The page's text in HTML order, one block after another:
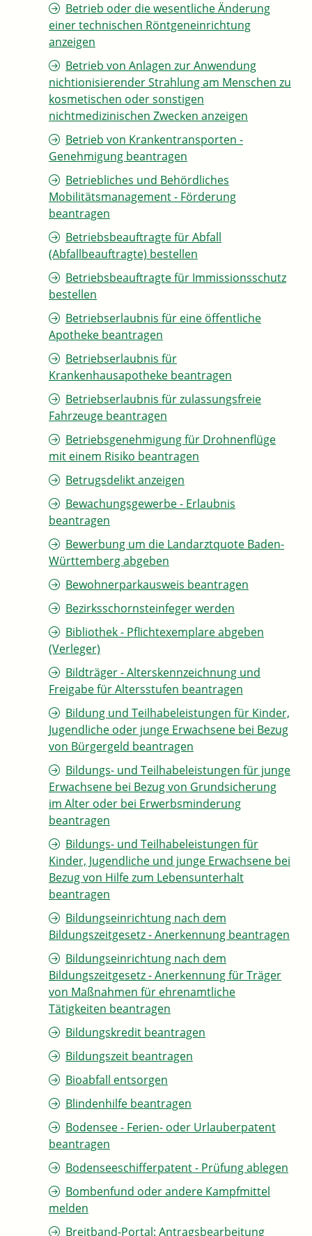
Betrieb oder die wesentliche Änderung
einer technischen Röntgeneinrichtung
anzeigen
Betrieb von Anlagen zur Anwendung
nichtionisierender Strahlung am Menschen zu
kosmetischen oder sonstigen
nichtmedizinischen Zwecken anzeigen
Betrieb von Krankentransporten -
Genehmigung beantragen
Betriebliches und Behördliches
Mobilitätsmanagement - Förderung
beantragen
Betriebsbeauftragte für Abfall
(Abfallbeauftragte) bestellen
Betriebsbeauftragte für Immissionsschutz
bestellen
Betriebserlaubnis für eine öffentliche
Apotheke beantragen
Betriebserlaubnis für
Krankenhausapotheke beantragen
Betriebserlaubnis für zulassungsfreie
Fahrzeuge beantragen
Betriebsgenehmigung für Drohnenflüge
mit einem Risiko beantragen
Betrugsdelikt anzeigen
Bewachungsgewerbe - Erlaubnis
beantragen
Bewerbung um die Landarztquote Baden-
Württemberg abgeben
Bewohnerparkausweis beantragen
Bezirksschornsteinfeger werden
Bibliothek - Pflichtexemplare abgeben
(Verleger)
Bildträger - Alterskennzeichnung und
Freigabe für Altersstufen beantragen
Bildung und Teilhabeleistungen für Kinder,
Jugendliche oder junge Erwachsene bei Bezug
von Bürgergeld beantragen
Bildungs- und Teilhabeleistungen für junge
Erwachsene bei Bezug von Grundsicherung
im Alter oder bei Erwerbsminderung
beantragen
Bildungs- und Teilhabeleistungen für
Kinder, Jugendliche und junge Erwachsene bei
Bezug von Hilfe zum Lebensunterhalt
beantragen
Bildungseinrichtung nach dem
Bildungszeitgesetz - Anerkennung beantragen
Bildungseinrichtung nach dem
Bildungszeitgesetz - Anerkennung für Träger
von Maßnahmen für ehrenamtliche
Tätigkeiten beantragen
Bildungskredit beantragen
Bildungszeit beantragen
Bioabfall entsorgen
Blindenhilfe beantragen
Bodensee - Ferien- oder Urlauberpatent
beantragen
Bodenseeschifferpatent - Prüfung ablegen
Bombenfund oder andere Kampfmittel
melden
Breitband-Portal: Antragsbearbeitung